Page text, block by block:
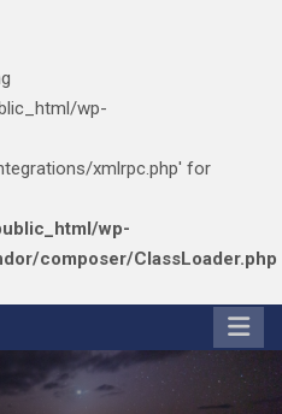
wp-
xmlrpc.php' for
wp-
composer/ClassLoader.php